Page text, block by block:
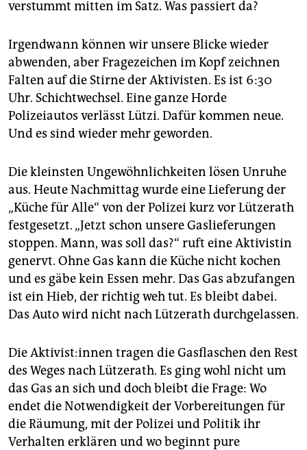
verstummt mitten im Satz. Was passiert da?
Irgendwann können wir unsere Blicke wieder
abwenden, aber Fragezeichen im Kopf zeichnen
Falten auf die Stirne der Aktivisten. Es ist 6:30
Uhr. Schichtwechsel. Eine ganze Horde
Polizeiautos verlässt Lützi. Dafür kommen neue.
Und es sind wieder mehr geworden.
Die kleinsten Ungewöhnlichkeiten lösen Unruhe
aus. Heute Nachmittag wurde eine Lieferung der
„Küche für Alle“ von der Polizei kurz vor Lützerath
festgesetzt. „Jetzt schon unsere Gaslieferungen
stoppen. Mann, was soll das?“ ruft eine Aktivistin
genervt. Ohne Gas kann die Küche nicht kochen
und es gäbe kein Essen mehr. Das Gas abzufangen
ist ein Hieb, der richtig weh tut. Es bleibt dabei.
Das Auto wird nicht nach Lützerath durchgelassen.
Die Ak­ti­vis­t:in­nen tragen die Gasflaschen den Rest
des Weges nach Lützerath. Es ging wohl nicht um
das Gas an sich und doch bleibt die Frage: Wo
endet die Notwendigkeit der Vorbereitungen für
die Räumung, mit der Polizei und Politik ihr
Verhalten erklären und wo beginnt pure